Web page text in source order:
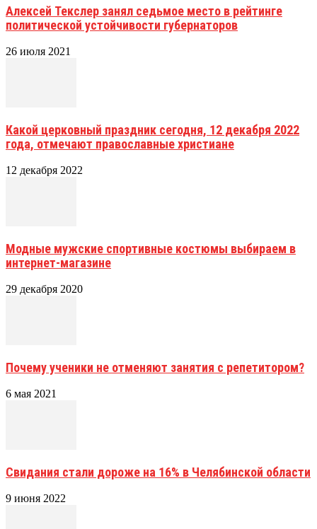
Алексей Текслер занял седьмое место в рейтинге
политической устойчивости губернаторов
26 июля 2021
Какой церковный праздник сегодня, 12 декабря 2022
года, отмечают православные христиане
12 декабря 2022
Модные мужские спортивные костюмы выбираем в
интернет-магазине
29 декабря 2020
Почему ученики не отменяют занятия с репетитором?
6 мая 2021
Свидания стали дороже на 16% в Челябинской области
9 июня 2022